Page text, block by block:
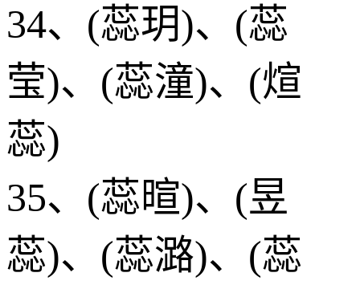
34、(蕊玥)、(蕊
莹)、(蕊潼)、(煊
蕊)
35、(蕊暄)、(昱
蕊)、(蕊潞)、(蕊